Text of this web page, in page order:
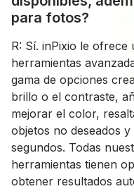
para fotos?
R: Sí. inPixio le
herramientas
gama de opciones
brillo o el contraste,
mejorar el color,
objetos no deseados
segundos. Todas
herramientas tienen
obtener resultados